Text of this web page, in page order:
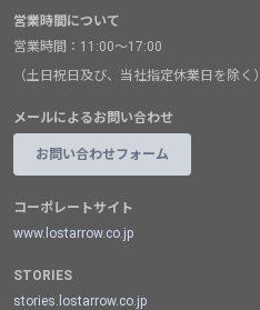
営業時間について
営業時間：11:00～17:00
（土日祝日及び、当社指定休業日を除く）
メールによるお問い合わせ
お問い合わせフォーム
コーポレートサイト
www.lostarrow.co.jp
STORIES
stories.lostarrow.co.jp